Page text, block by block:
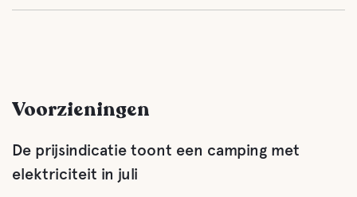
Voorzieningen
De prijsindicatie toont een camping met
elektriciteit in juli